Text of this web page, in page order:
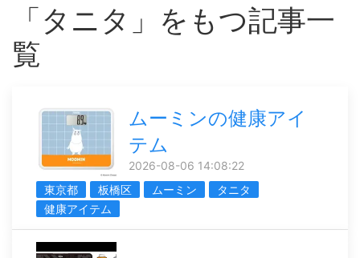
「タニタ」をもつ記事一
覧
ムーミンの健康アイ
テム
2026-08-06 14:08:22
東京都
板橋区 ムーミン
タニタ
健康アイテム